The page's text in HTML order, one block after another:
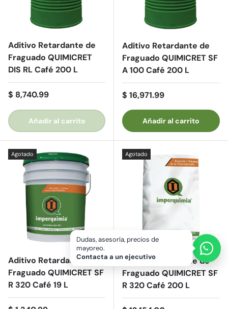
Aditivo Retardante de
Fraguado QUIMICRET
DIS RL Café 200 L
Precio normal
$ 8,740.99
Añadir al carrito
Aditivo Retardante de
Fraguado QUIMICRET SF
A 100 Café 200 L
Precio normal
$ 16,971.99
Añadir al carrito
Agotado
Aditivo Retardante de
Fraguado QUIMICRET SF
R 320 Café 19 L
Agotado
Aditivo Retardante de
Fraguado QUIMICRET SF
R 320 Café 200 L